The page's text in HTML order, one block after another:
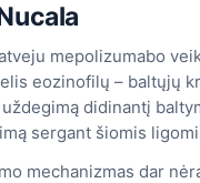
mepolizumabo
eozinofilų – baltųjų
didinantį
sergant šiomis
mechanizmas dar